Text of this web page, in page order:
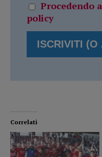
Procedendo
policy
Correlati